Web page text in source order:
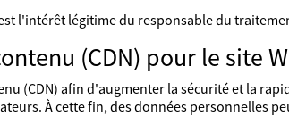
l'intérêt légitime du responsable du
(CDN) pour le site
(CDN) afin d'augmenter la sécurité et la
À cette fin, des données personnelles